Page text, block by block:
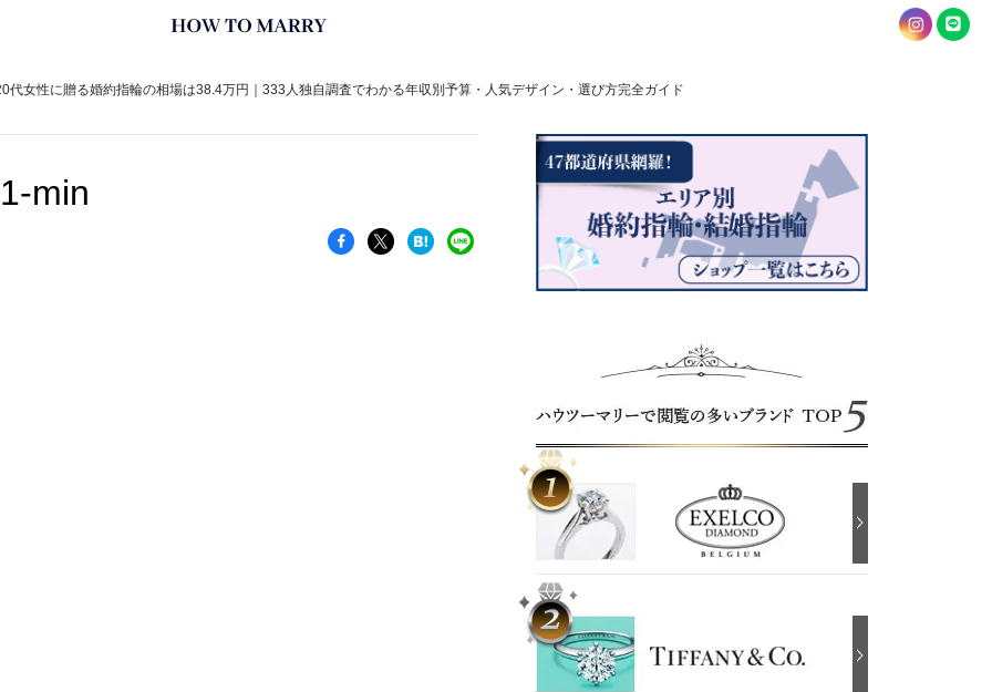
代女性に贈る婚約指輪の相場は38.4万円｜333人独自調査でわかる年収別予算・人気デザイン・選び方完全ガイド
min